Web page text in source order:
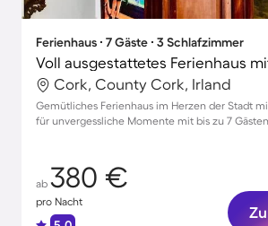
Ferienhaus ∙ 7 Gäste ∙ 3 Schlafzimmer
Cork, County Cork, Irland
Gemütliches Ferienhaus im Herzen der Stadt
für unvergessliche Momente mit bis zu 7 Gästen
ab 380 €
pro Nacht